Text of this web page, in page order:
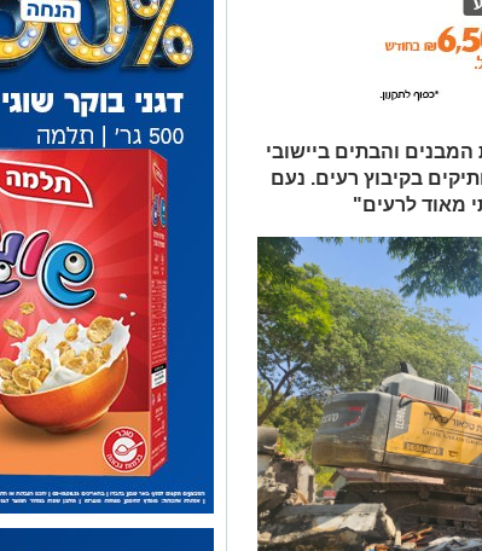
והבתים ביישובי
בקיבוץ רעים. נעם
מאוד לרעים"